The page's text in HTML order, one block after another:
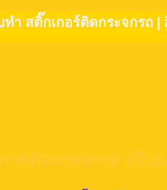
ทำ สติ๊กเกอร์ติดกระจกรถ
ศติดกระจกรถ ปรับ